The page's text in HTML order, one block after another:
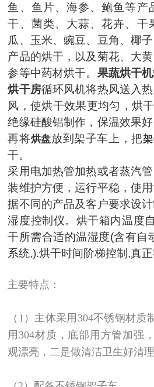
鱼、鱼片、海参、鲍鱼等产
干、菌类、大蒜、花卉、干
瓜、玉米、豌豆、豆角、椰
产品的烘干，以及菊花、大
参等中药材烘干。 果蔬烘干机
烘干房循环风机将热风送入
风，使烘干效果更均匀，烘
绝缘硅酸铝制作，保温效果好
再将烘盘放到架子车上，把
干。
采用电加热管加热或者蒸汽
装维护方便，运行平稳，使
据不同的产品及客户要求设计
湿度控制仪。 烘干箱内温度
干所需合适的温湿度(含有自
系统,).烘干时间阶梯控制,真正
主要特点：
（1）主体采用304不锈钢材
用304材质，底部用方管加强
观漂亮，二是做清洁卫生好清理